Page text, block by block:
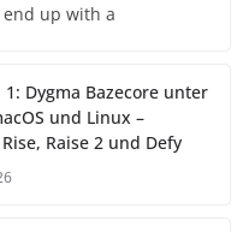
up with a
Dygma Bazecore unter
und Linux –
Raise 2 und Defy